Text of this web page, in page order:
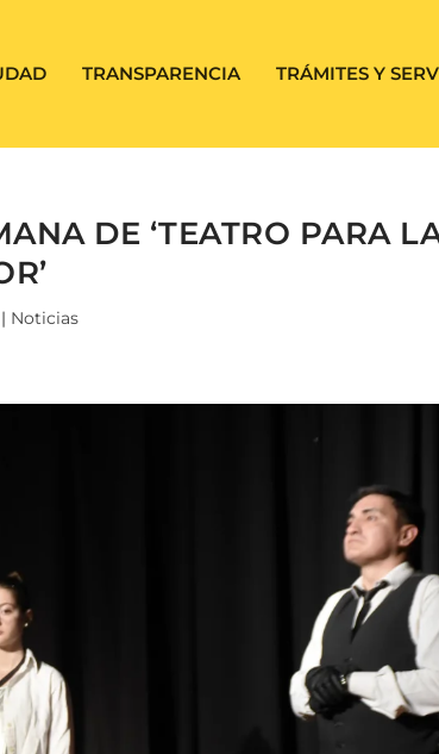
TRANSPARENCIA TRÁMITES Y
DE ‘TEATRO PARA
| Noticias